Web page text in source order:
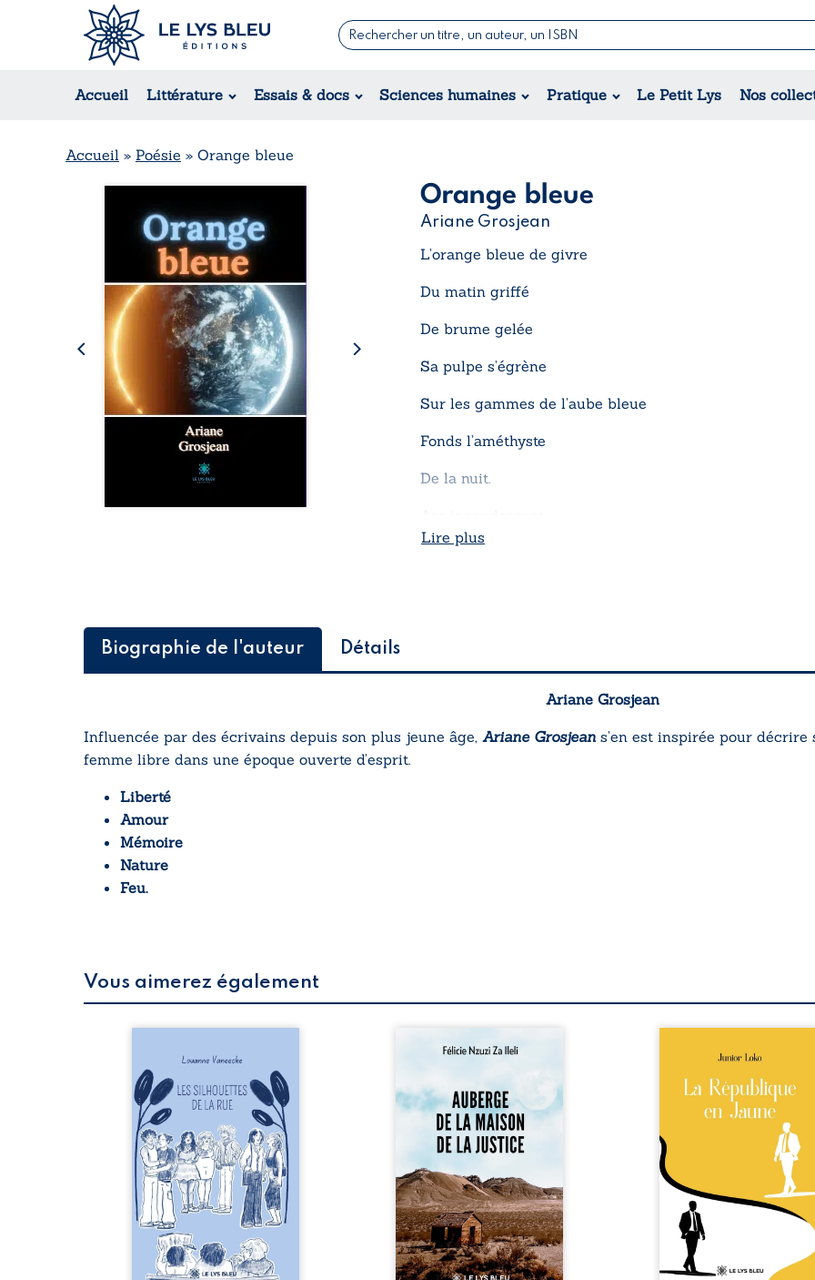
Accueil Littérature Essais & docs Sciences humaines Pratique Le Petit Lys Nos
Romans
Suspense / Thriller / Policier
Romance
Jeunesse
Nouvelles & Contes
Théâtre
Accueil » Poésie » Orange bleue
Orange bleue
Ariane Grosjean
L’orange bleue de givre
Du matin griffé
De brume gelée
Sa pulpe s’égrène
Sur les gammes de l’aube bleue
Fonds l’améthyste
De la nuit.
Lancé hors de sa taie
Lire plus
Biographie de l'auteur Détails
Ariane Grosjean
Influencée par des écrivains depuis son plus jeune âge, Ariane Grosjean s’en est inspirée pour décrire
femme libre dans une époque ouverte d’esprit.
Liberté
Amour
Mémoire
Nature
Feu.
Vous aimerez également
donne la parole à six
personnages ordinaires,
traversés par des pensées,
des émotions et des silences
qui pourraient appartenir à
chacun de nous. À travers
leurs parcours, ce roman
invite à porter un regard
différent sur celles et ceux
qui nous entourent, à deviner
ce qui se cache derrière les
apparences et à s’ouvrir au
fourmillement sensible de
notre ...
Auberge de la maison de la
parcours exemplaire de
Mbala Zi Nkuaku Lema Félix.
Magistrat intègre, fervent
défenseur des droits
humains et de
l’indépendance judiciaire, il
voit sa carrière de trente-
quatre ans brutalement
brisée par une révocation
arbitraire en 2009, plongeant
sa vie dans un chaos
matériel et moral. À ...
Congo, la naissance
jumeaux de races
bouleverse l’ordre
Senior est Noir et Junior
Blanc, bien que nés
couple de Noirs. Très
l’événement attire les
internationaux et
le bébé blanc en une
emblématique
investie, selon certains,
mission
Cependant, sous couvert